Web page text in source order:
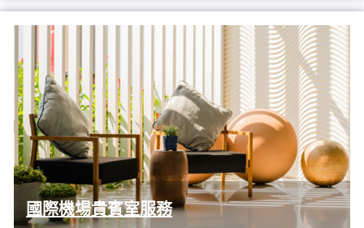
國際機場貴賓室服務